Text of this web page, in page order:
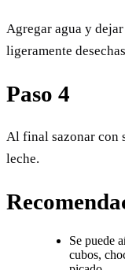
Agregar agua y
ligeramente
Paso 4
Al final sazonar con
leche.
Se puede
cubos,